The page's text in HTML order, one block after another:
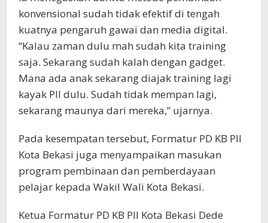
konvensional sudah tidak efektif di tengah
kuatnya pengaruh gawai dan media digital.
“Kalau zaman dulu mah sudah kita training
saja. Sekarang sudah kalah dengan gadget.
Mana ada anak sekarang diajak training lagi
kayak PII dulu. Sudah tidak mempan lagi,
sekarang maunya dari mereka,” ujarnya.
Pada kesempatan tersebut, Formatur PD KB PII
Kota Bekasi juga menyampaikan masukan
program pembinaan dan pemberdayaan
pelajar kepada Wakil Wali Kota Bekasi.
Ketua Formatur PD KB PII Kota Bekasi Dede